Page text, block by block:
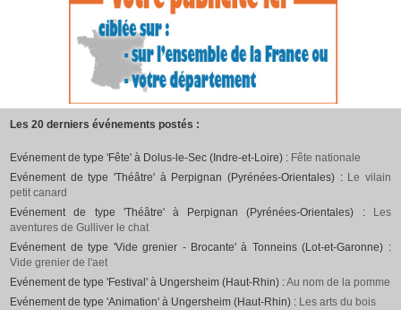
Les 20 derniers événements postés :
Evénement de type 'Fête' à Dolus-le-Sec (Indre-et-Loire) : Fête nationale
Evénement de type 'Théâtre' à Perpignan (Pyrénées-Orientales) : Le vilain
petit canard
Evénement de type 'Théâtre' à Perpignan (Pyrénées-Orientales) :
Les
aventures de Gulliver le chat
Evénement de type 'Vide grenier - Brocante' à Tonneins (Lot-et-Garonne) :
Vide grenier de l'aet
Evénement de type 'Festival' à Ungersheim (Haut-Rhin) :Au nom de la pomme
Evénement de type 'Animation' à Ungersheim (Haut-Rhin) : Les arts du bois